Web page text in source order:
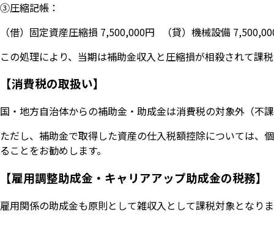
③圧縮記帳：
（借）固定資産圧縮損 7,500,000円 （貸）機械設備
この処理により、当期は補助金収入と圧縮損が相殺されて課
【消費税の取扱い】
国・地方自治体からの補助金・助成金は消費税の対象外（不
ただし、補助金で取得した資産の仕入税額控除については、
ることをお勧めします。
【雇用調整助成金・キャリアアップ助成金の税務】
雇用関係の助成金も原則として雑収入として課税対象となり